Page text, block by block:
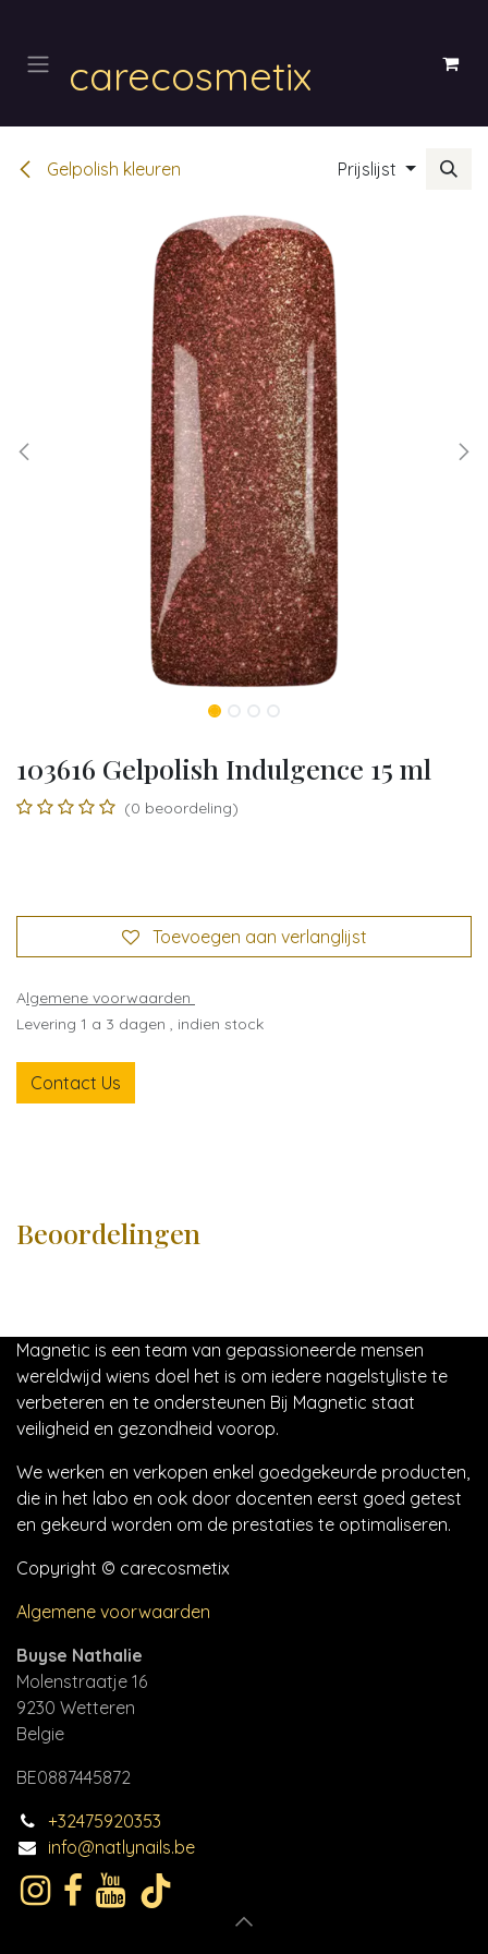
carecosmetix
Gelpolish kleuren Prijslijst
103616 Gelpolish Indulgence 15 ml
(0 beoordeling)
Toevoegen aan verlanglijst
Algemene voorwaarden
Levering 1 a 3 dagen , indien stock
Contact Us
Beoordelingen
Magnetic is een team van gepassioneerde mensen
wereldwijd wiens doel het is om iedere nagelstyliste te
verbeteren en te ondersteunen Bij Magnetic staat
veiligheid en gezondheid voorop.
We werken en verkopen enkel goedgekeurde producten,
die in het labo en ook door docenten eerst goed getest
en gekeurd worden om de prestaties te optimaliseren.
Copyright © carecosmetix
Algemene voorwaarden
Buyse Nathalie
Molenstraatje 16
9230 Wetteren
Belgie
BE0887445872
+32475920353
info@natlynails.be